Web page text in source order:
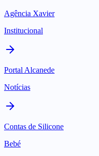
Agência Xavier
Institucional
Portal Alcanede
Notícias
Contas de Silicone
Bebé